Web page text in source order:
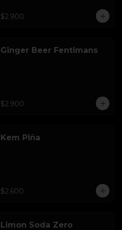
$2.900
Ginger Beer Fentimans
$2.900
Kem Piña
$2.600
Limon Soda Zero